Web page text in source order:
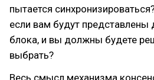
пытается
если вам будут представлены
блока, и вы должны будете
выбрать?
Весь смысл механизма